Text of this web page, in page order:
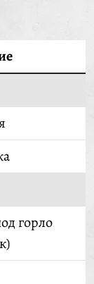
горло